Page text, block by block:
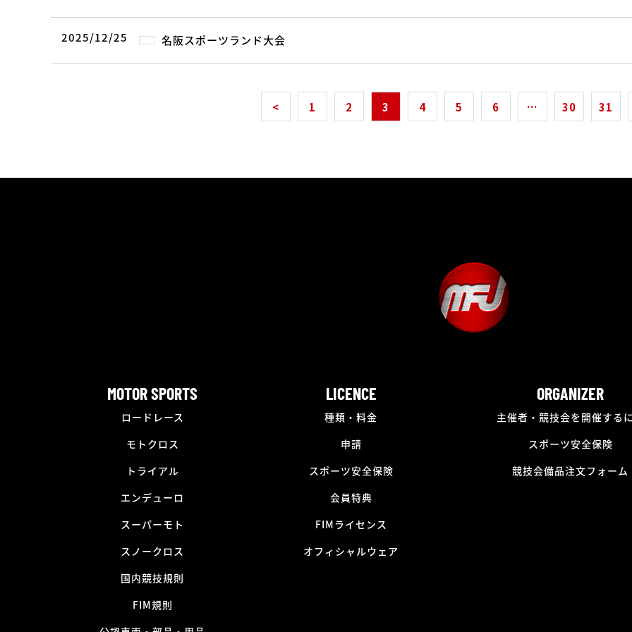
2025/12/25 名阪スポーツランド大会
< 1 2 3 4 5 6 … 30 31
MOTOR SPORTS
ロードレース
モトクロス
トライアル
エンデューロ
スーパーモト
スノークロス
国内競技規則
FIM規則
LICENCE
種類・料金
申請
スポーツ安全保険
会員特典
FIMライセンス
オフィシャルウェア
ORGANIZER
主催者・競技会を開催する
スポーツ安全保険
競技会備品注文フォーム